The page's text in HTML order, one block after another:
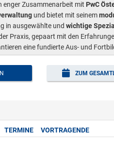
enger Zusammenarbeit mit PwC
und bietet mit seinem
in ausgewählte und wichtige
Praxis, gepaart mit den
eine fundierte Aus- und
ZUM
TERMINE VORTRAGENDE